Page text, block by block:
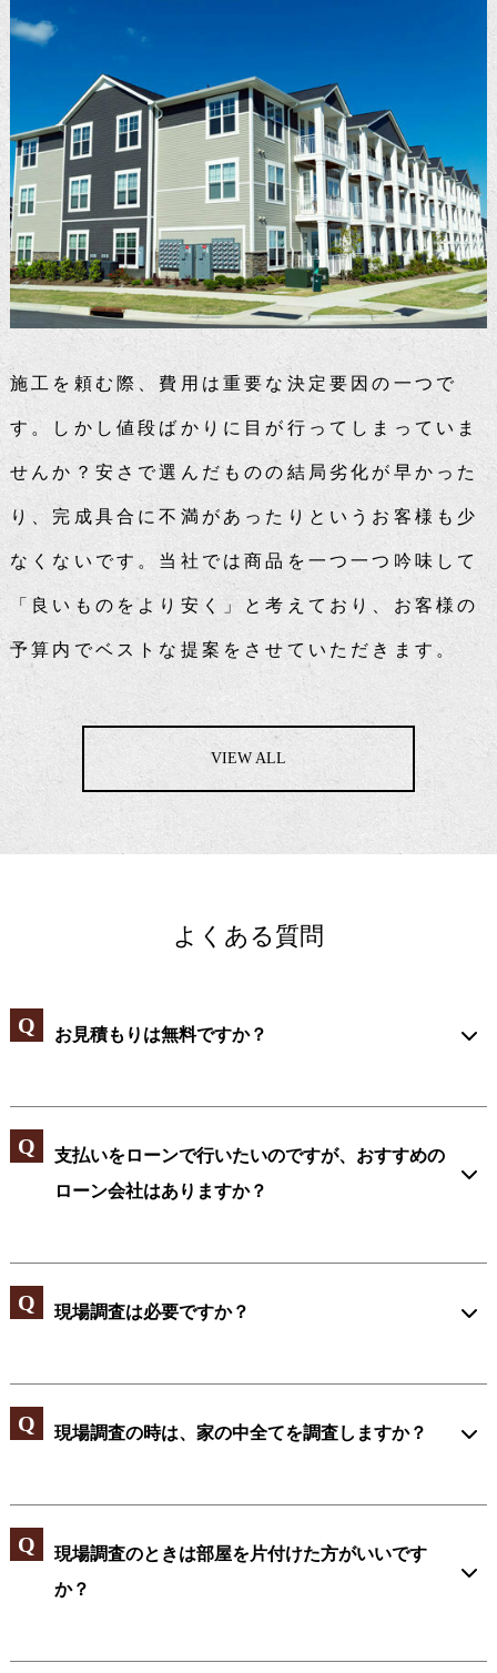
施工を頼む際、費用は重要な決定要因の一つで
す。しかし値段ばかりに目が行ってしまっていま
せんか？安さで選んだものの結局劣化が早かった
り、完成具合に不満があったりというお客様も少
なくないです。当社では商品を一つ一つ吟味して
「良いものをより安く」と考えており、お客様の
予算内でベストな提案をさせていただきます。
VIEW ALL
よくある質問
お見積もりは無料ですか？
支払いをローンで行いたいのですが、おすすめの
ローン会社はありますか？
現場調査は必要ですか？
現場調査の時は、家の中全てを調査しますか？
現場調査のときは部屋を片付けた方がいいです
か？